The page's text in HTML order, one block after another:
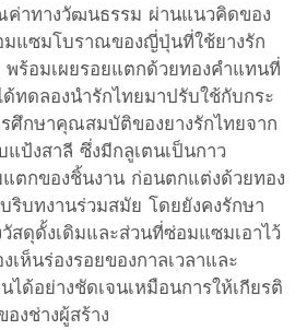
าทางวัฒนธรรม ผ่านแนวคิดของ
มแซมโบราณของญี่ปุ่นที่ใช้ยางรัก
ร้อมเผยรอยแตกด้วยทองคำแทนที่
ทดลองนำรักไทยมาปรับใช้กับกระ
ศึกษาคุณสมบัติของยางรักไทยจาก
ป้งสาลี ซึ่งมีกลูเตนเป็นกาว
แตกของชิ้นงาน ก่อนตกแต่งด้วยทอง
ริบทงานร่วมสมัย โดยยังคงรักษา
สดุดั้งเดิมและส่วนที่ซ่อมแซมเอาไว้
เห็นร่องรอยของกาลเวลาและ
ได้อย่างชัดเจนเหมือนการให้เกียรติ
งช่างผู้สร้าง